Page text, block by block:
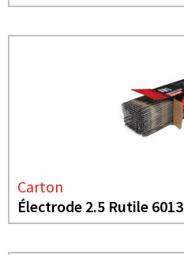
Carton
Électrode 2.5 Rutile 6013